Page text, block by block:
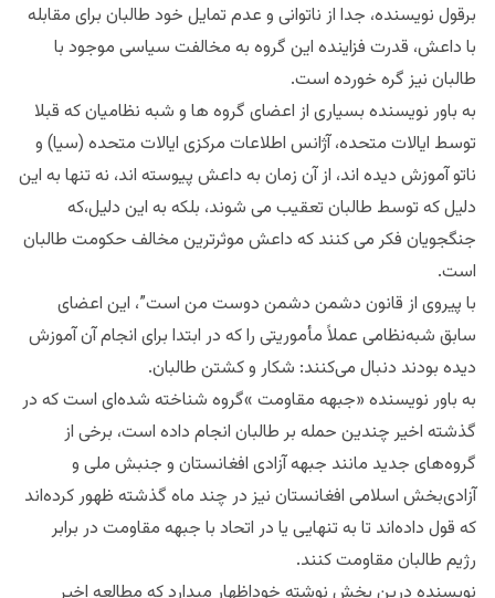
برقول نویسنده، جدا از ناتوانی و عدم تمایل خود طالبان برای مقابله
با داعش، قدرت فزاینده این گروه به مخالفت سیاسی موجود با
طالبان نیز گره خورده است.
به باور نویسنده بسیاری از اعضای گروه ها و شبه نظامیان که قبلا
توسط ایالات متحده، آژانس اطلاعات مرکزی ایالات متحده (سیا) و
ناتو آموزش دیده اند، از آن زمان به داعش پیوسته اند، نه تنها به این
دلیل که توسط طالبان تعقیب می شوند، بلکه به این دلیل،که
جنگجویان فکر می کنند که داعش موثرترین مخالف حکومت طالبان
است.
با پیروی از قانون دشمن دشمن دوست من است”، این اعضای
سابق شبه‌نظامی عملاً مأموریتی را که در ابتدا برای انجام آن آموزش
دیده بودند دنبال می‌کنند: شکار و کشتن طالبان.
به باور نویسنده «جبهه مقاومت »گروه شناخته شده‌ای است که در
گذشته اخیر چندین حمله بر طالبان انجام داده است، برخی از
گروه‌های جدید مانند جبهه آزادی افغانستان و جنبش ملی و
آزادی‌بخش اسلامی افغانستان نیز در چند ماه گذشته ظهور کرده‌اند
که قول داده‌اند تا به تنهایی یا در اتحاد با جبهه مقاومت در برابر
رژیم طالبان مقاومت کنند.